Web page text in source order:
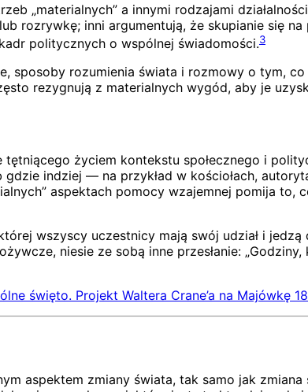
„materialnych” a innymi rodzajami
rozrywkę; inni argumentują, że skupianie się
politycznych o wspólnej świadomości.3
sposoby rozumienia świata i rozmowy o tym,
rezygnują z materialnych wygód, aby je
życiem kontekstu społecznego i
indziej — na przykład w kościołach,
aspektach pomocy wzajemnej pomija to,
wszyscy uczestnicy mają swój udział i jedzą
niesie ze sobą inne przesłanie: „Godziny,
święto. Projekt Waltera Crane’a na Majówkę
aspektem zmiany świata, tak samo jak